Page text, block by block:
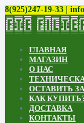
8(925)247-19-33 |
ГЛАВНАЯ
МАГАЗИН
О НАС
ОСТАВИТЬ
КАК
ДОСТАВКА
КОНТАКТЫ